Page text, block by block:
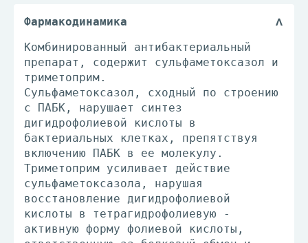
Фармакодинамика
Комбинированный антибактериальный
препарат, содержит сульфаметоксазол и
триметоприм.
Сульфаметоксазол, сходный по строению
с ПАБК, нарушает синтез
дигидрофолиевой кислоты в
бактериальных клетках, препятствуя
включению ПАБК в ее молекулу.
Триметоприм усиливает действие
сульфаметоксазола, нарушая
восстановление дигидрофолиевой
кислоты в тетрагидрофолиевую -
активную форму фолиевой кислоты,